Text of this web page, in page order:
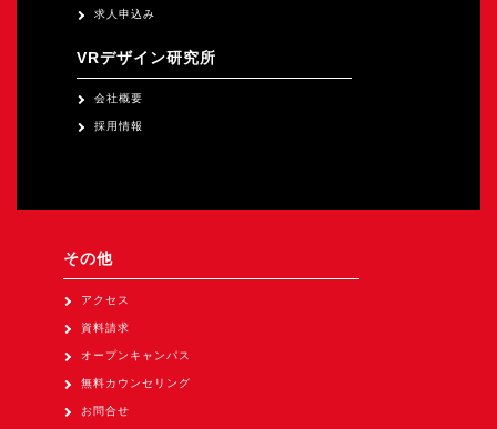
求人申込み
VRデザイン研究所
会社概要
採用情報
その他
アクセス
資料請求
オープンキャンパス
無料カウンセリング
お問合せ